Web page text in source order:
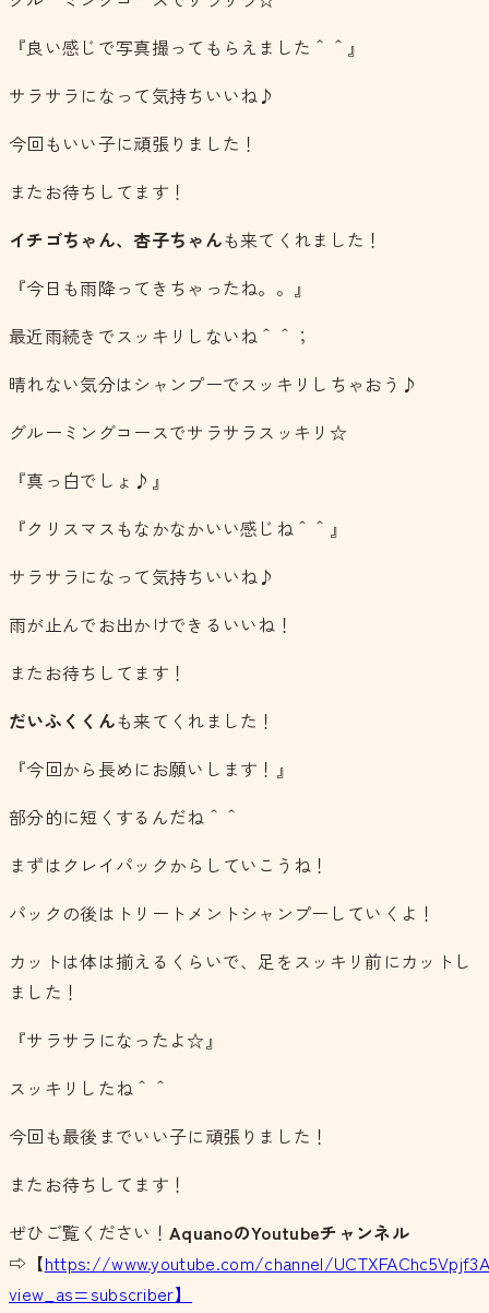
『良い感じで写真撮ってもらえました＾＾』
サラサラになって気持ちいいね♪
今回もいい子に頑張りました！
またお待ちしてます！
イチゴちゃん、杏子ちゃんも来てくれました！
『今日も雨降ってきちゃったね。。』
最近雨続きでスッキリしないね＾＾；
晴れない気分はシャンプーでスッキリしちゃおう♪
グルーミングコースでサラサラスッキリ☆
『真っ白でしょ♪』
『クリスマスもなかなかいい感じね＾＾』
サラサラになって気持ちいいね♪
雨が止んでお出かけできるいいね！
またお待ちしてます！
だいふくくんも来てくれました！
『今回から長めにお願いします！』
部分的に短くするんだね＾＾
まずはクレイパックからしていこうね！
パックの後はトリートメントシャンプーしていくよ！
カットは体は揃えるくらいで、足をスッキリ前にカットし
ました！
『サラサラになったよ☆』
スッキリしたね＾＾
今回も最後までいい子に頑張りました！
またお待ちしてます！
ぜひご覧ください！ AquanoのYoutubeチャンネル
⇨【https://www.youtube.com/channel/
view_as=subscriber】